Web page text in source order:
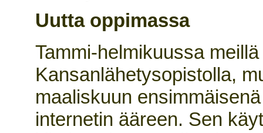
Uutta oppimassa
Tammi-helmikuussa
Kansanlähetysopistolla,
maaliskuun
internetin ääreen. Sen